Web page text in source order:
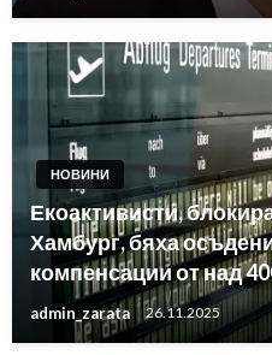
НОВИНИ
Екоактивисти,
Хамбург, бяха
компенсации от над
admin_zarata 26.11.2025